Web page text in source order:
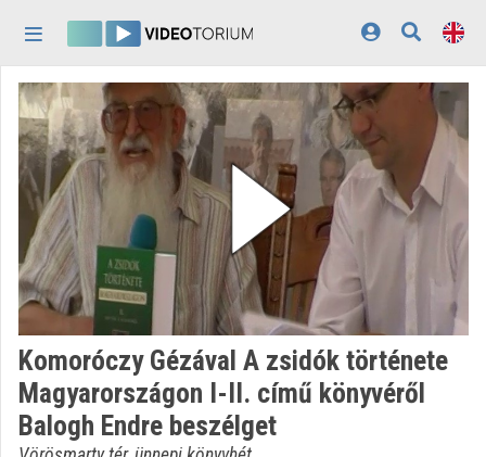
Home
Log In
Discovery
Categories
Playlists
Organizations
Contributors
Appearance:light
Komoróczy Gézával A zsidók története
Magyarországon I-II. című könyvéről
Balogh Endre beszélget